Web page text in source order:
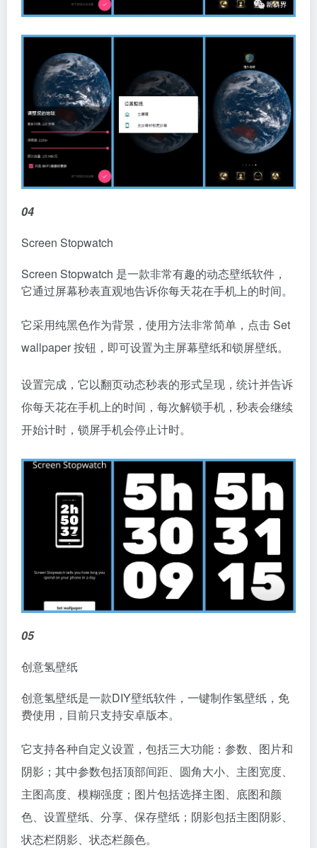
04
Screen Stopwatch
Screen Stopwatch 是一款非常有趣的动态壁纸软件，
它通过屏幕秒表直观地告诉你每天花在手机上的时间。
它采用纯黑色作为背景，使用方法非常简单，点击 Set
wallpaper 按钮，即可设置为主屏幕壁纸和锁屏壁纸。
设置完成，它以翻页动态秒表的形式呈现，统计并告诉
你每天花在手机上的时间，每次解锁手机，秒表会继续
开始计时，锁屏手机会停止计时。
05
创意氢壁纸
创意氢壁纸是一款DIY壁纸软件，一键制作氢壁纸，免
费使用，目前只支持安卓版本。
它支持各种自定义设置，包括三大功能：参数、图片和
阴影；其中参数包括顶部间距、圆角大小、主图宽度、
主图高度、模糊强度；图片包括选择主图、底图和颜
色、设置壁纸、分享、保存壁纸；阴影包括主图阴影、
状态栏阴影、状态栏颜色。